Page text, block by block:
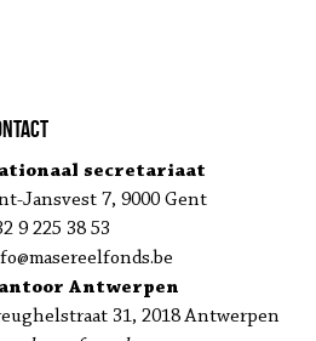
secretariaat
Jansvest 7, 9000 Gent
9 225 38 53
Antwerpen
31, 2018 Antwerpen